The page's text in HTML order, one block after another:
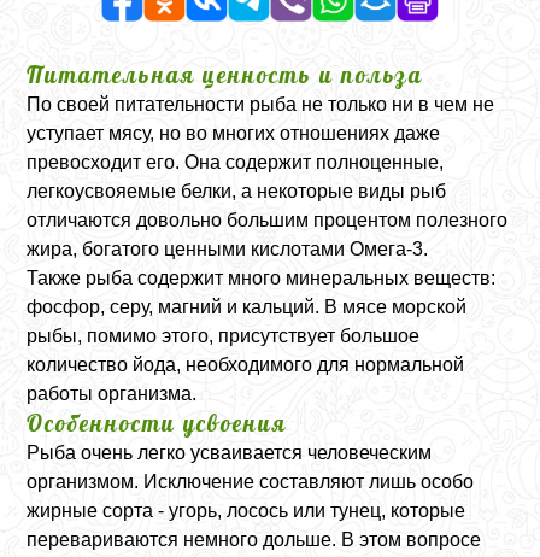
Питательная ценность и польза
По своей питательности рыба не только ни в чем не
уступает мясу, но во многих отношениях даже
превосходит его. Она содержит полноценные,
легкоусвояемые белки, а некоторые виды рыб
отличаются довольно большим процентом полезного
жира, богатого ценными кислотами Омега-3.
Также рыба содержит много минеральных веществ:
фосфор, серу, магний и кальций. В мясе морской
рыбы, помимо этого, присутствует большое
количество йода, необходимого для нормальной
работы организма.
Особенности усвоения
Рыба очень легко усваивается человеческим
организмом. Исключение составляют лишь особо
жирные сорта - угорь, лосось или тунец, которые
перевариваются немного дольше. В этом вопросе